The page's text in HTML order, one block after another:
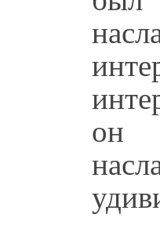
он